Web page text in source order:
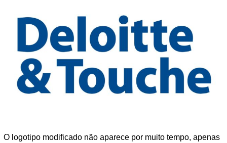
O logotipo modificado não aparece por muito tempo, apenas